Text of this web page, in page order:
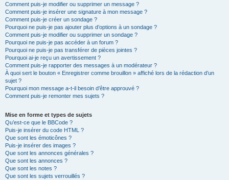
Comment puis-je modifier ou supprimer un message ?
Comment puis-je insérer une signature à mon message ?
Comment puis-je créer un sondage ?
Pourquoi ne puis-je pas ajouter plus d’options à un sondage ?
Comment puis-je modifier ou supprimer un sondage ?
Pourquoi ne puis-je pas accéder à un forum ?
Pourquoi ne puis-je pas transférer de pièces jointes ?
Pourquoi ai-je reçu un avertissement ?
Comment puis-je rapporter des messages à un modérateur ?
À quoi sert le bouton « Enregistrer comme brouillon » affiché lors de la rédaction d’un
sujet ?
Pourquoi mon message a-t-il besoin d’être approuvé ?
Comment puis-je remonter mes sujets ?
Mise en forme et types de sujets
Qu’est-ce que le BBCode ?
Puis-je insérer du code HTML ?
Que sont les émoticônes ?
Puis-je insérer des images ?
Que sont les annonces générales ?
Que sont les annonces ?
Que sont les notes ?
Que sont les sujets verrouillés ?